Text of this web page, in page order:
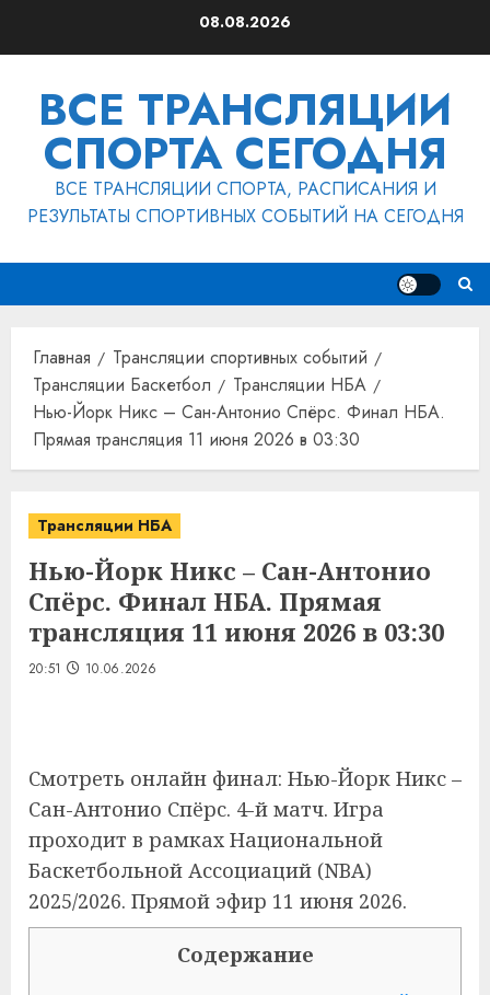
08.08.2026
ВСЕ ТРАНСЛЯЦИИ
СПОРТА СЕГОДНЯ
ВСЕ ТРАНСЛЯЦИИ СПОРТА, РАСПИСАНИЯ И
РЕЗУЛЬТАТЫ СПОРТИВНЫХ СОБЫТИЙ НА СЕГОДНЯ
Главная
Трансляции спортивных событий
Трансляции Баскетбол
Трансляции НБА
Нью-Йорк Никс – Сан-Антонио Спёрс. Финал НБА.
Прямая трансляция 11 июня 2026 в 03:30
Трансляции НБА
Нью-Йорк Никс – Сан-Антонио
Спёрс. Финал НБА. Прямая
трансляция 11 июня 2026 в 03:30
20:51 10.06.2026
Смотреть онлайн финал: Нью-Йорк Никс –
Сан-Антонио Спёрс. 4-й матч. Игра
проходит в рамках Национальной
Баскетбольной Ассоциаций (NBA)
2025/2026. Прямой эфир 11 июня 2026.
Содержание